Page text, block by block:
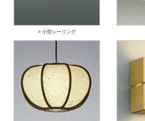
> 小型シーリング